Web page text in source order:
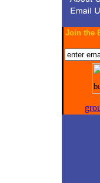
Join the